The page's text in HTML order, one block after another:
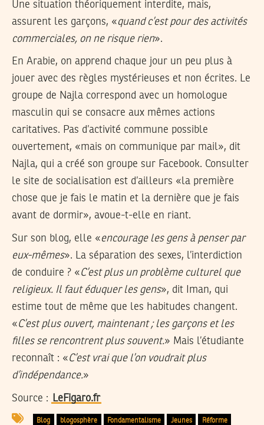
Une situation théoriquement interdite, mais,
assurent les garçons, «quand c’est pour des activités
commerciales, on ne risque rien».
En Arabie, on apprend chaque jour un peu plus à
jouer avec des règles mystérieuses et non écrites. Le
groupe de Najla correspond avec un homologue
masculin qui se consacre aux mêmes actions
caritatives. Pas d’activité commune possible
ouvertement, «mais on communique par mail», dit
Najla, qui a créé son groupe sur Facebook. Consulter
le site de socialisation est d’ailleurs «la première
chose que je fais le matin et la dernière que je fais
avant de dormir», avoue-t-elle en riant.
Sur son blog, elle «encourage les gens à penser par
eux-mêmes». La séparation des sexes, l’interdiction
de conduire ? «C’est plus un problème culturel que
religieux. Il faut éduquer les gens», dit Iman, qui
estime tout de même que les habitudes changent.
«C’est plus ouvert, maintenant ; les garçons et les
filles se rencontrent plus souvent.» Mais l’étudiante
reconnaît : «C’est vrai que l’on voudrait plus
d’indépendance.»
Source : LeFigaro.fr
Blog blogosphère Fondamentalisme Jeunes Réforme